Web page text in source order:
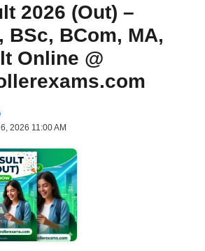
2026 (Out) –
BSc, BCom, MA,
Online @
2026 11:00 AM